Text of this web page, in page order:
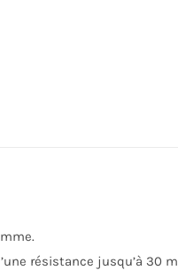
résistance jusqu’à 30